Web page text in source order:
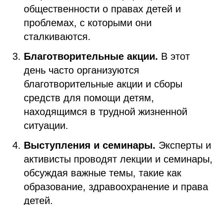
общественности о правах детей и
проблемах, с которыми они
сталкиваются.
Благотворительные акции. В этот
день часто организуются
благотворительные акции и сборы
средств для помощи детям,
находящимся в трудной жизненной
ситуации.
Выступления и семинары. Эксперты и
активисты проводят лекции и семинары,
обсуждая важные темы, такие как
образование, здравоохранение и права
детей.